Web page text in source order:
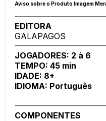
Aviso sobre o Produto Imagem
EDITORA
GALAPAGOS
JOGADORES: 2 à 6
TEMPO: 45 min
IDADE: 8+
IDIOMA: Português
COMPONENTES